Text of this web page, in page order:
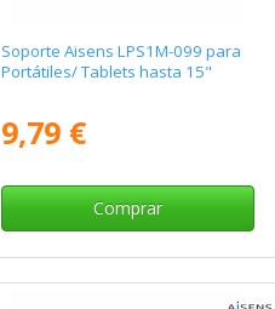
Soporte Aisens LPS1M-099 para
Portátiles/ Tablets hasta 15"
9,79 €
Comprar